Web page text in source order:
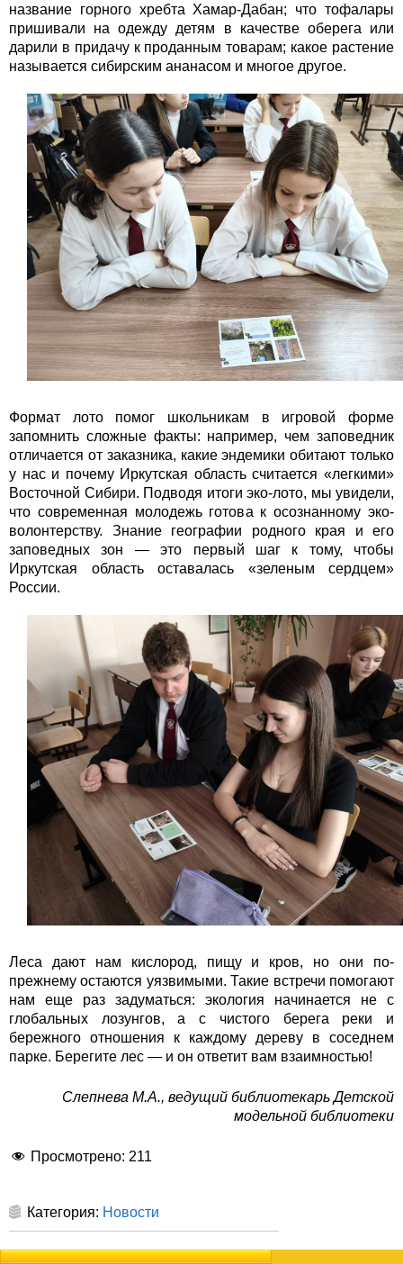
название горного хребта Хамар-Дабан; что тофалары
пришивали на одежду детям в качестве оберега или
дарили в придачу к проданным товарам; какое растение
называется сибирским ананасом и многое другое.
Формат лото помог школьникам в игровой форме
запомнить сложные факты: например, чем заповедник
отличается от заказника, какие эндемики обитают только
у нас и почему Иркутская область считается «легкими»
Восточной Сибири. Подводя итоги эко-лото, мы увидели,
что современная молодежь готова к осознанному эко-
волонтерству. Знание географии родного края и его
заповедных зон — это первый шаг к тому, чтобы
Иркутская область оставалась «зеленым сердцем»
России.
Леса дают нам кислород, пищу и кров, но они по-
прежнему остаются уязвимыми. Такие встречи помогают
нам еще раз задуматься: экология начинается не с
глобальных лозунгов, а с чистого берега реки и
бережного отношения к каждому дереву в соседнем
парке. Берегите лес — и он ответит вам взаимностью!
Слепнева М.А., ведущий библиотекарь Детской
модельной библиотеки
Просмотрено: 211
Категория: Новости